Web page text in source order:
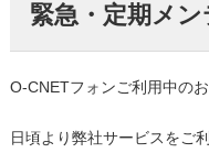
緊急・定期メ
O-CNETフォンご利用中の
日頃より弊社サービスをご